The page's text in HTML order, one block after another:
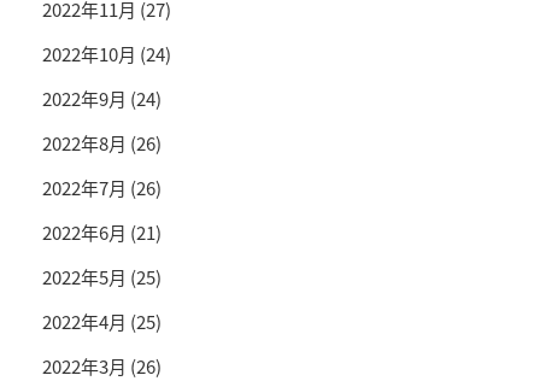
2022年11月 (27)
2022年10月 (24)
2022年9月 (24)
2022年8月 (26)
2022年7月 (26)
2022年6月 (21)
2022年5月 (25)
2022年4月 (25)
2022年3月 (26)